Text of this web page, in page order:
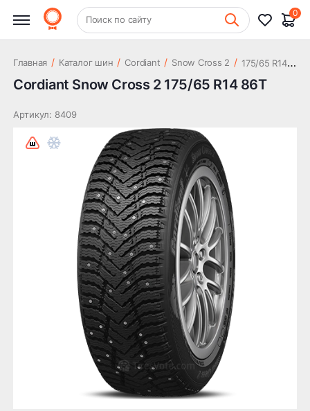
+7 (831) 261-35-35 Шиномонтаж
Поиск по сайту
0
Главная / Каталог шин / Cordiant / Snow Cross 2 / 1
75/65 R14 86T
Cordiant Snow Cross 2 175/65 R14 86T
Артикул: 8409